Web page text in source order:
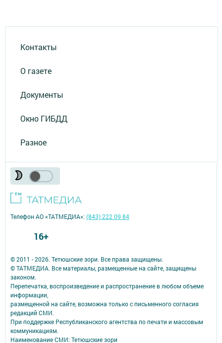
Контакты
О газете
Документы
Окно ГИБДД
Разное
© 2011 - 2026. Тетюшские зори. Все права защищены.
© ТАТМЕДИА. Все материалы, размещенные на сайте, защищены
законом.
Перепечатка, воспроизведение и распространение в любом объеме
информации,
размещенной на сайте, возможна только с письменного согласия
редакций СМИ.
При поддержке Республиканского агентства по печати и массовым
коммуникациям.
Наименование СМИ: Тетюшские зори
Телефон АО «ТАТМЕДИА»:(843) 222 09 84
16+